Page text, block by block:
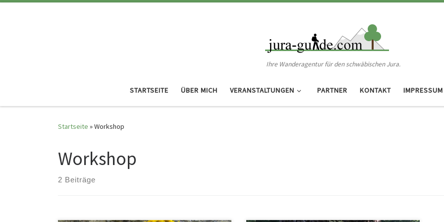
Ihre Wanderagentur für den schwäbischen Jura.
STARTSEITE ÜBER MICH VERANSTALTUNGEN PARTNER KONTAKT
Startseite »Workshop
Workshop
2 Beiträge